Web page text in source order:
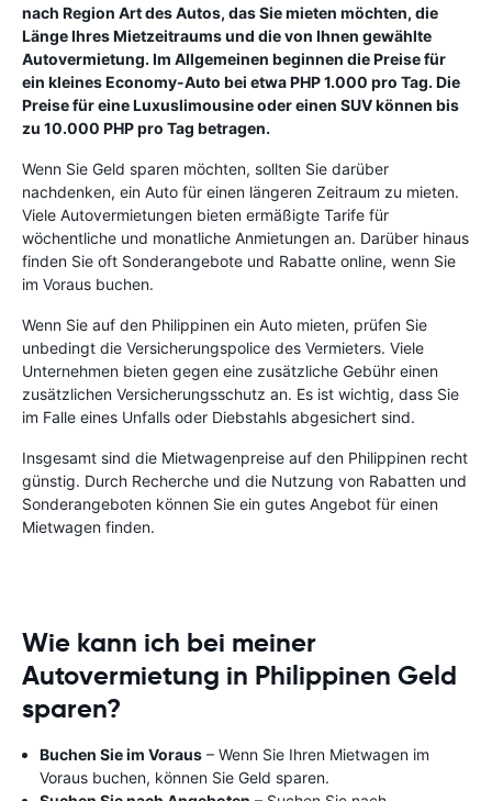
nach Region Art des Autos, das Sie mieten möchten, die
Länge Ihres Mietzeitraums und die von Ihnen gewählte
Autovermietung. Im Allgemeinen beginnen die Preise für
ein kleines Economy-Auto bei etwa PHP 1.000 pro Tag. Die
Preise für eine Luxuslimousine oder einen SUV können bis
zu 10.000 PHP pro Tag betragen.
Wenn Sie Geld sparen möchten, sollten Sie darüber
nachdenken, ein Auto für einen längeren Zeitraum zu mieten.
Viele Autovermietungen bieten ermäßigte Tarife für
wöchentliche und monatliche Anmietungen an. Darüber hinaus
finden Sie oft Sonderangebote und Rabatte online, wenn Sie
im Voraus buchen.
Wenn Sie auf den Philippinen ein Auto mieten, prüfen Sie
unbedingt die Versicherungspolice des Vermieters. Viele
Unternehmen bieten gegen eine zusätzliche Gebühr einen
zusätzlichen Versicherungsschutz an. Es ist wichtig, dass Sie
im Falle eines Unfalls oder Diebstahls abgesichert sind.
Insgesamt sind die Mietwagenpreise auf den Philippinen recht
günstig. Durch Recherche und die Nutzung von Rabatten und
Sonderangeboten können Sie ein gutes Angebot für einen
Mietwagen finden.
Wie kann ich bei meiner
Autovermietung in Philippinen Geld
sparen?
Buchen Sie im Voraus – Wenn Sie Ihren Mietwagen im
Voraus buchen, können Sie Geld sparen.